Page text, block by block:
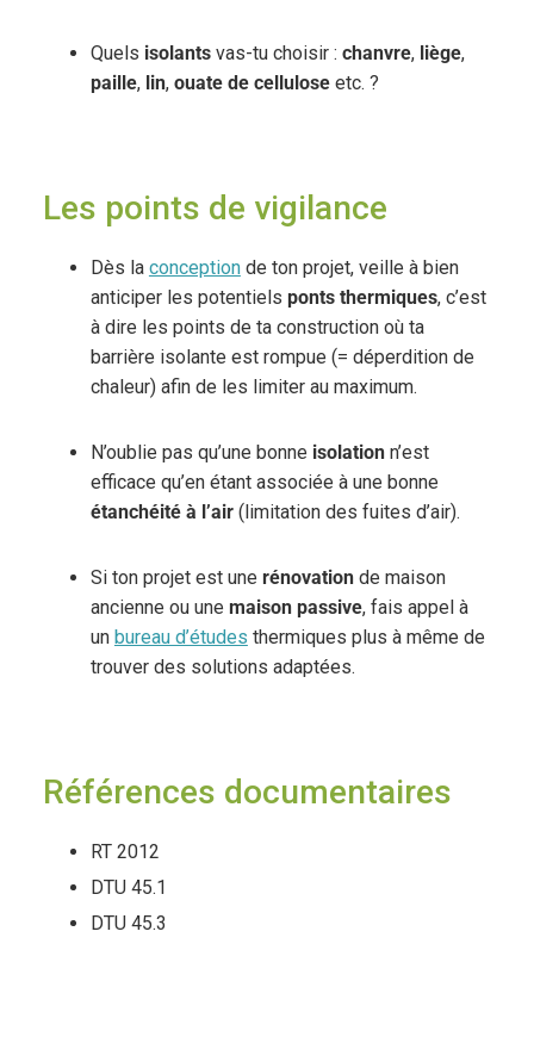
Quels isolantsvas-tu choisir : chanvre, liège,
paille, lin, ouate de celluloseetc. ?
Les points de vigilance
Dès la conceptionde ton projet, veille à bien
anticiper les potentiels ponts thermiques, c’est
à dire les points de ta construction où ta
barrière isolante est rompue (= déperdition de
chaleur) afin de les limiter au maximum.
N’oublie pas qu’une bonne isolationn’est
efficace qu’en étant associée à une bonne
étanchéité à l’air(limitation des fuites d’air).
Si ton projet est une rénovationde maison
ancienne ou une maison passive, fais appel à
un bureau d’études thermiques plus à même de
trouver des solutions adaptées.
Références documentaires
RT 2012
DTU 45.1
DTU 45.3